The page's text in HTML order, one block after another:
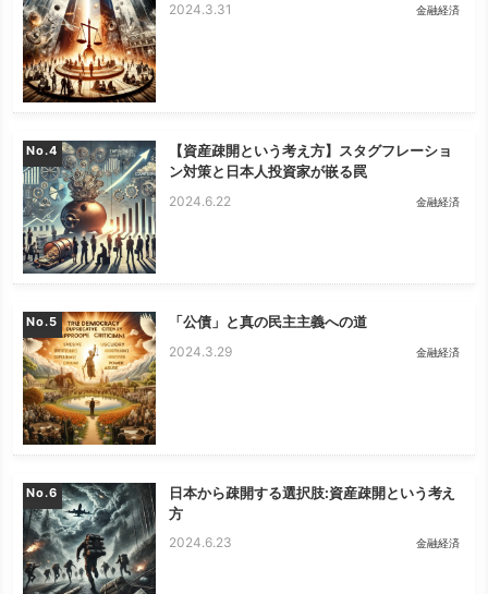
2024.3.31 金融経済
No.
【資産疎開という考え方】スタグフレーショ
ン対策と日本人投資家が嵌る罠
2024.6.22 金融経済
No. 「公債」と真の民主主義への道
2024.3.29 金融経済
No.
日本から疎開する選択肢:資産疎開という考え
方
2024.6.23 金融経済